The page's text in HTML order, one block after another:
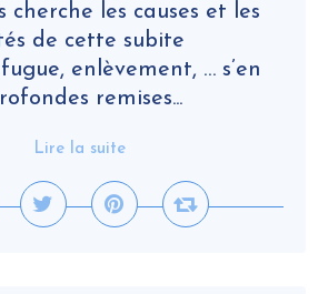
cherche les causes et les
de cette subite
enlèvement, … s’en
remises...
Lire la suite